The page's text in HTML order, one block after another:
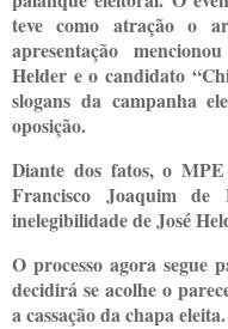
teve como atração o
apresentação
Helder e o candidato
slogans da campanha
oposição.
Diante dos fatos, o
Francisco Joaquim
inelegibilidade de José
O processo agora segue
decidirá se acolhe o
a cassação da chapa eleita.